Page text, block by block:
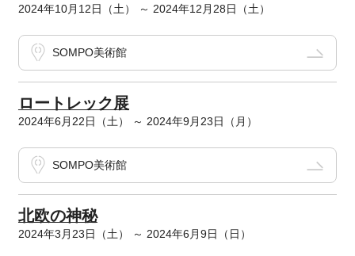
2024年10月12日（土） ～ 2024年12月28日（土）
SOMPO美術館
ロートレック展
2024年6月22日（土） ～ 2024年9月23日（月）
SOMPO美術館
北欧の神秘
2024年3月23日（土） ～ 2024年6月9日（日）